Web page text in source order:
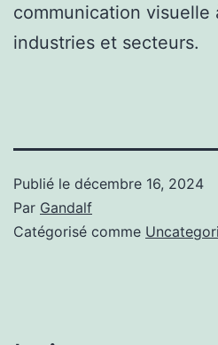
communication visuelle
industries et secteurs.
Publié le décembre 16, 2024
Par Gandalf
Catégorisé comme